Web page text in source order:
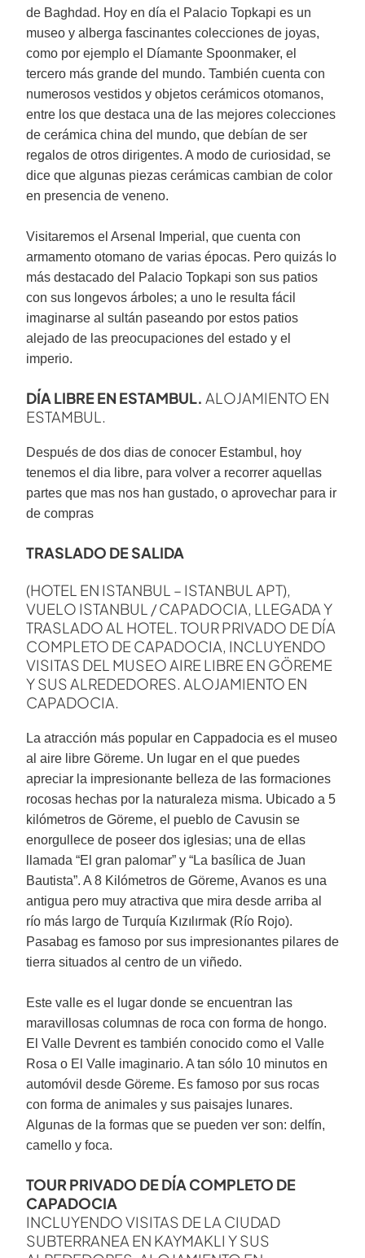
de Baghdad. Hoy en día el Palacio Topkapi es un
museo y alberga fascinantes colecciones de joyas,
como por ejemplo el Díamante Spoonmaker, el
tercero más grande del mundo. También cuenta con
numerosos vestidos y objetos cerámicos otomanos,
entre los que destaca una de las mejores colecciones
de cerámica china del mundo, que debían de ser
regalos de otros dirigentes. A modo de curiosidad, se
dice que algunas piezas cerámicas cambian de color
en presencia de veneno.
Visitaremos el Arsenal Imperial, que cuenta con
armamento otomano de varias épocas. Pero quizás lo
más destacado del Palacio Topkapi son sus patios
con sus longevos árboles; a uno le resulta fácil
imaginarse al sultán paseando por estos patios
alejado de las preocupaciones del estado y el
imperio.
DÍA LIBRE EN ESTAMBUL. ALOJAMIENTO EN
ESTAMBUL.
Después de dos dias de conocer Estambul, hoy
tenemos el dia libre, para volver a recorrer aquellas
partes que mas nos han gustado, o aprovechar para ir
de compras
TRASLADO DE SALIDA
(HOTEL EN ISTANBUL – ISTANBUL APT),
VUELO ISTANBUL / CAPADOCIA, LLEGADA Y
TRASLADO AL HOTEL. TOUR PRIVADO DE DÍA
COMPLETO DE CAPADOCIA, INCLUYENDO
VISITAS DEL MUSEO AIRE LIBRE EN GÖREME
Y SUS ALREDEDORES. ALOJAMIENTO EN
CAPADOCIA.
La atracción más popular en Cappadocia es el museo
al aire libre Göreme. Un lugar en el que puedes
apreciar la impresionante belleza de las formaciones
rocosas hechas por la naturaleza misma. Ubicado a 5
kilómetros de Göreme, el pueblo de Cavusin se
enorgullece de poseer dos iglesias; una de ellas
llamada “El gran palomar” y “La basílica de Juan
Bautista”. A 8 Kilómetros de Göreme, Avanos es una
antigua pero muy atractiva que mira desde arriba al
río más largo de Turquía Kızılırmak (Río Rojo).
Pasabag es famoso por sus impresionantes pilares de
tierra situados al centro de un viñedo.
Este valle es el lugar donde se encuentran las
maravillosas columnas de roca con forma de hongo.
El Valle Devrent es también conocido como el Valle
Rosa o El Valle imaginario. A tan sólo 10 minutos en
automóvil desde Göreme. Es famoso por sus rocas
con forma de animales y sus paisajes lunares.
Algunas de la formas que se pueden ver son: delfín,
camello y foca.
TOUR PRIVADO DE DÍA COMPLETO DE
CAPADOCIA
INCLUYENDO VISITAS DE LA CIUDAD
SUBTERRANEA EN KAYMAKLI Y SUS